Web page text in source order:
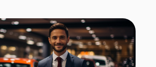
de bureau ?